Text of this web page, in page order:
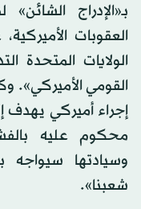
بـ«الإدراج
العقوبات
الولايات المتحدة
القومي الأميركي».
إجراء أميركي يهدف
محكوم عليه
وسيادتها سيواجه
شعبنا».